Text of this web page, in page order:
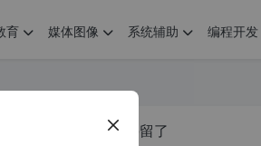
育 媒体图像 系统辅助 编程开发
您在本页停留了